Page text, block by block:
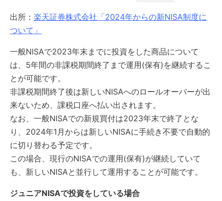
出所： 楽天証券株式会社「2024年からの新NISA制度に
ついて」
一般NISAで2023年末までに投資をした商品について
は、5年間の非課税期間終了まで運用(保有)を継続するこ
とが可能です。
非課税期間終了後は新しいNISAへのロールオーバーが出
来ないため、課税口座へ払い出されます。
なお、一般NISAでの新規買付は2023年末で終了とな
り、2024年1月からは新しいNISAに手続き不要で自動的
に切り替わる予定です。
この場合、現行のNISAでの運用(保有)が継続していて
も、新しいNISAと並行して運用することが可能です。
ジュニアNISAで投資をしている場合